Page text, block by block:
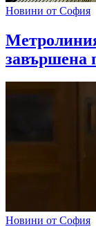
Новини от София
завършена
Новини от София